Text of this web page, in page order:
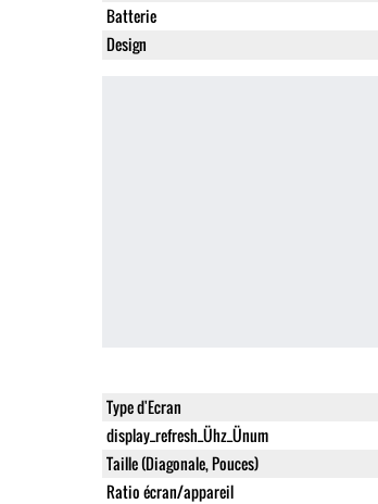
Batterie
Design
Type d'Ecran
display_refresh_Ühz_Ünum
Taille (Diagonale, Pouces)
Ratio écran/appareil